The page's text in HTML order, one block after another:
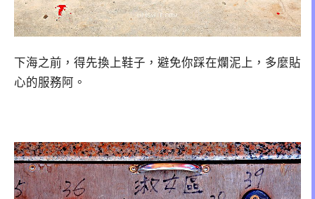
下海之前，得先換上鞋子，避免你踩在爛泥上，多麼貼
心的服務阿。